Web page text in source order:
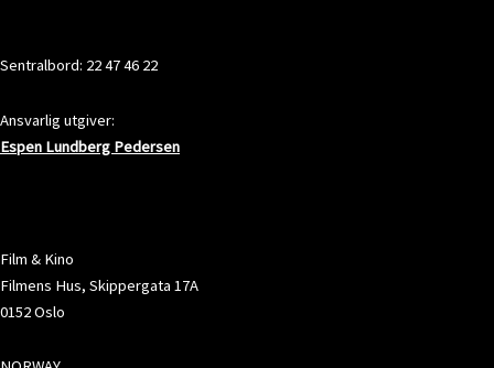
Sentralbord: 22 47 46 22
Ansvarlig utgiver:
Espen Lundberg Pedersen
Film & Kino
Filmens Hus, Skippergata 17A
0152 Oslo